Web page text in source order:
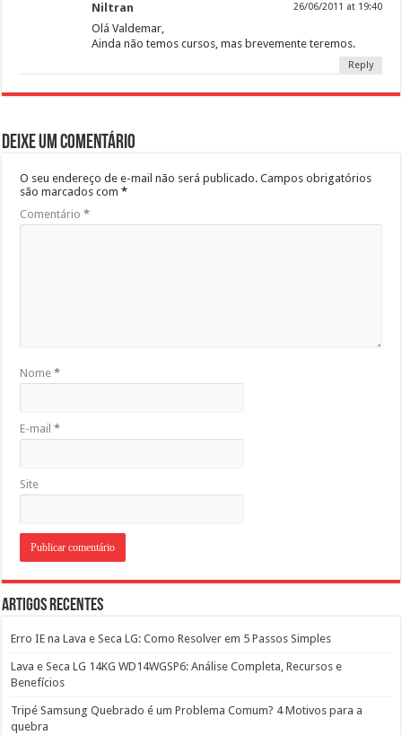
Niltran 26/06/2011 at 19:40
Olá Valdemar,
Ainda não temos cursos, mas brevemente teremos.
Reply
Deixe um comentário
O seu endereço de e-mail não será publicado. Campos obrigatórios
são marcados com*
Comentário*
Nome*
E-mail*
Site
Artigos Recentes
Erro IE na Lava e Seca LG: Como Resolver em 5 Passos Simples
Lava e Seca LG 14KG WD14WGSP6: Análise Completa, Recursos e
Benefícios
Tripé Samsung Quebrado é um Problema Comum? 4 Motivos para a
quebra